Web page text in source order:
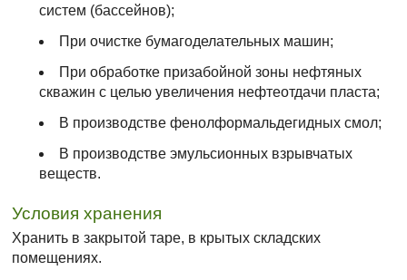
систем (бассейнов);
При очистке бумагоделательных машин;
При обработке призабойной зоны нефтяных
скважин с целью увеличения нефтеотдачи пласта;
В производстве фенолформальдегидных смол;
В производстве эмульсионных взрывчатых
веществ.
Условия хранения
Хранить в закрытой таре, в крытых складских
помещениях.